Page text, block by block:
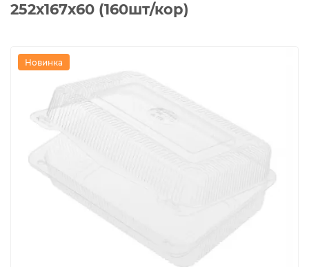
252х167х60 (160шт/кор)
Новинка